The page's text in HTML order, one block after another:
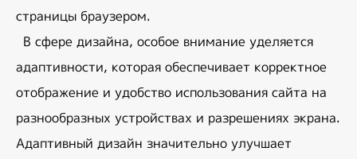
страницы браузером.
адаптивности, которая обеспечивает корректное
отображение и удобство использования сайта на
разнообразных устройствах и разрешениях экрана.
Адаптивный дизайн значительно улучшает